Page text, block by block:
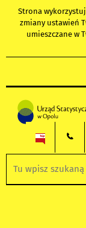
Strona
zmiany ustawień
umieszczane w